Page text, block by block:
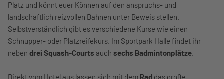
Platz und könnt euer Können auf den anspruchs- und
landschaftlich reizvollen Bahnen unter Beweis stellen.
Selbstverständlich gibt es verschiedene Kurse wie einen
Schnupper- oder Platzreifekurs. Im Sportpark Halle findet ihr
neben drei Squash-Courts auch sechs Badmintonplätze.
Direkt vom Hotel aus lassen sich mit dem Rad das große